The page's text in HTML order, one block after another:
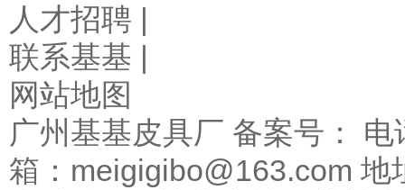
人才招聘 |
联系基基 |
网站地图
广州基基皮具厂 备案号：
箱：meigigibo@163.com